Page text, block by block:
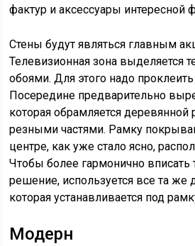
фактур и аксессуары интересной
Стены будут являться главным
Телевизионная зона выделяется
обоями. Для этого надо
Посередине предварительно
которая обрамляется
резными частями. Рамку
центре, как уже стало ясно,
Чтобы более гармонично вписать
решение, используется все та же
которая устанавливается под
Модерн